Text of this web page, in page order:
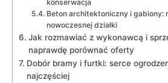
konserwacja
Beton architektoniczny i gabiony:
nowoczesnej działki
Jak rozmawiać z wykonawcą i
naprawdę porównać oferty
Dobór bramy i furtki: serce
najczęściej